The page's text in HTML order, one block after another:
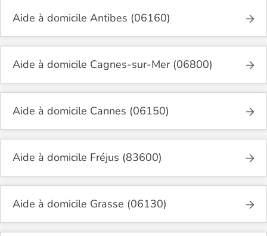
Aide à domicile Antibes (06160)
Aide à domicile Cagnes-sur-Mer (06800)
Aide à domicile Cannes (06150)
Aide à domicile Fréjus (83600)
Aide à domicile Grasse (06130)